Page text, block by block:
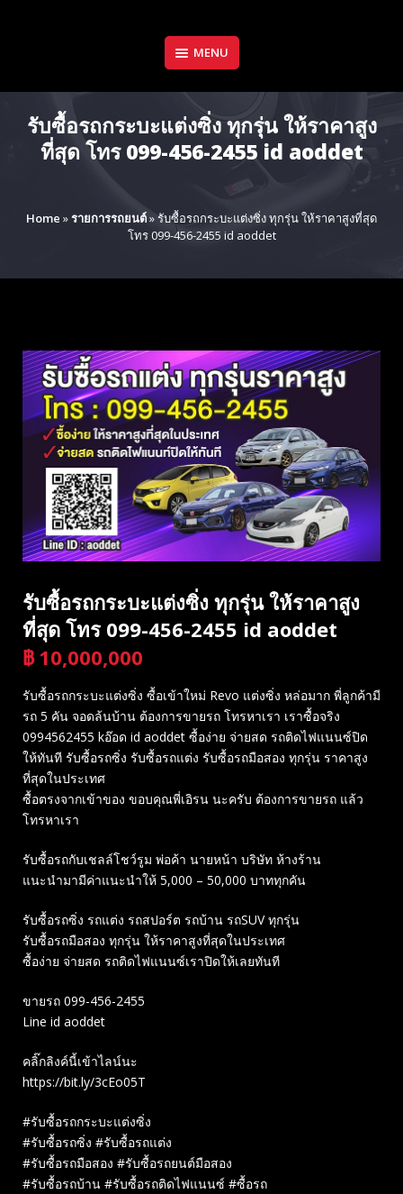
MENU
รับซื้อรถกระบะแต่งซิ่ง ทุกรุ่น ให้ราคาสูง
ที่สุด โทร 099-456-2455 id aoddet
Home »รายการรถยนต์»รับซื้อรถกระบะแต่งซิ่ง ทุกรุ่น ให้ราคาสูงที่สุด
โทร 099-456-2455 id aoddet
รับซื้อรถกระบะแต่งซิ่ง ทุกรุ่น ให้ราคาสูง
ที่สุด โทร 099-456-2455 id aoddet
฿ 10,000,000
รับซื้อรถกระบะแต่งซิ่ง ซื้อเข้าใหม่ Revo แต่งซิ่ง หล่อมาก พี่ลูกค้ามี
รถ 5 คัน จอดล้นบ้าน ต้องการขายรถ โทรหาเรา เราซื้อจริง
0994562455 kอ๊อด id aoddet ซื้อง่าย จ่ายสด รถติดไฟแนนซ์ปิด
ให้ทันที รับซื้อรถซิ่ง รับซื้อรถแต่ง รับซื้อรถมือสอง ทุกรุ่น ราคาสูง
ที่สุดในประเทศ
ซื้อตรงจากเข้าของ ขอบคุณพี่เอิรน นะครับ ต้องการขายรถ แล้ว
โทรหาเรา
รับซื้อรถกับเชลล์โชว์รูม พ่อค้า นายหน้า บริษัท ห้างร้าน
แนะนำมามีค่าแนะนำให้ 5,000 – 50,000 บาททุกคัน
รับซื้อรถซิ่ง รถแต่ง รถสปอร์ต รถบ้าน รถSUV ทุกรุ่น
รับซื้อรถมือสอง ทุกรุ่น ให้ราคาสูงที่สุดในประเทศ
ซื้อง่าย จ่ายสด รถติดไฟแนนซ์เราปิดให้เลยทันที
ขายรถ 099-456-2455
Line id aoddet
คลิ๊กลิงค์นี้เข้าไลน์นะ
https://bit.ly/3cEo05T
#รับซื้อรถกระบะแต่งซิ่ง
#รับซื้อรถซิ่ง #รับซื้อรถแต่ง
#รับซื้อรถมือสอง #รับซื้อรถยนต์มือสอง
#รับซื้อรถบ้าน #รับซื้อรถติดไฟแนนซ์ #ซื้อรถ